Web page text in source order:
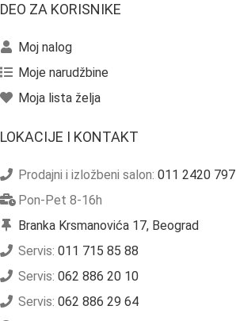
DEO ZA KORISNIKE
Moj nalog
Moje narudžbine
Moja lista želja
LOKACIJE I KONTAKT
Prodajni i izložbeni salon: 011 2420 797
Pon-Pet 8-16h
Branka Krsmanovića 17, Beograd
Servis: 011 715 85 88
Servis: 062 886 20 10
Servis: 062 886 29 64